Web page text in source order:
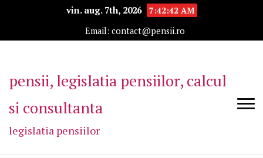
vin. aug. 7th, 2026
7:42:42 AM
Email: contact@pensii.ro
pensii, legislatia pensiilor, calcul
si consultanta
legislatia pensiilor